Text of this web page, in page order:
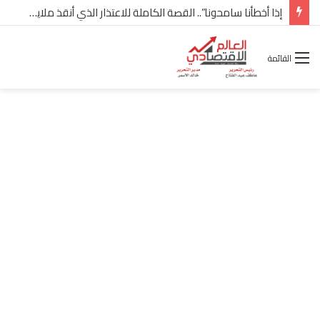
القائمة